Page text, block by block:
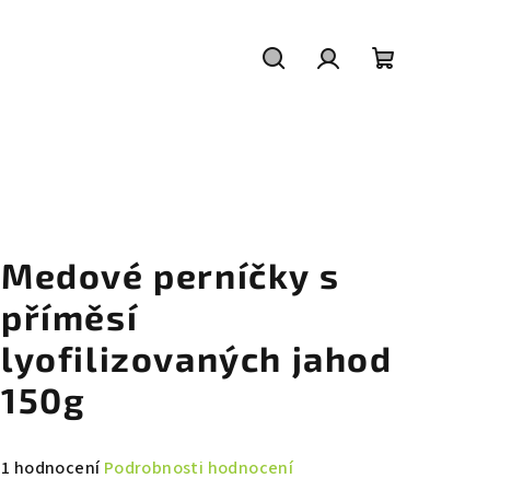
Medové perníčky s
příměsí
lyofilizovaných jahod
150g
Průměrné
1 hodnocení Podrobnosti hodnocení